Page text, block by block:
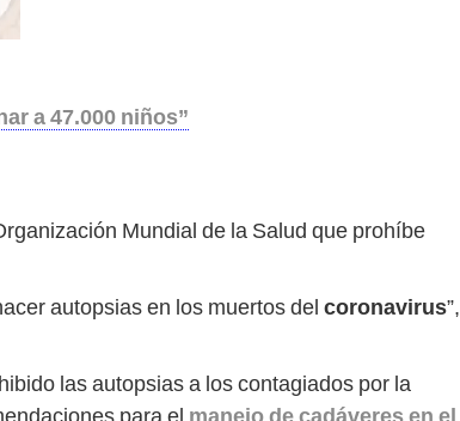
a 47.000 niños”
Mundial de la Salud que prohíbe
autopsias en los muertos del coronavirus”,
las autopsias a los contagiados por la
para el manejo de cadáveres en el